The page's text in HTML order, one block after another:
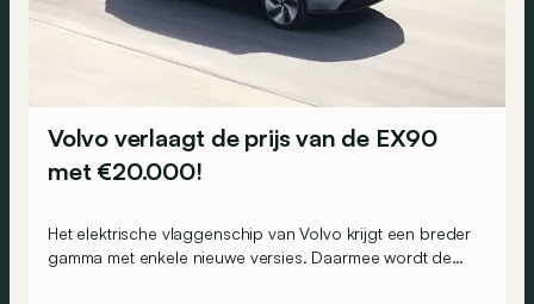
Volvo verlaagt de prijs van de EX90
met €20.000!
Het elektrische vlaggenschip van Volvo krijgt een breder
gamma met enkele nieuwe versies. Daarmee wordt de